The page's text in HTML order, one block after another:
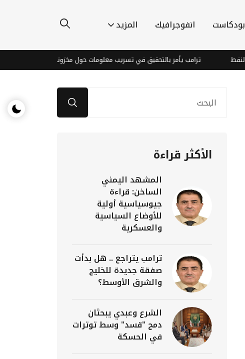
بودكاست انفوجرافيك المزيد
ترامب يأمر بالتحقيق في تسريب معلومات حول مخزونات ذخيرة البنتاغون
الأكثر قراءة
المشهد اليمني
الساخن: قراءة
جيوسياسية أولية
للأوضاع السياسية
والعسكرية
ترامب يتراجع .. هل بدأت
صفقة جديدة للخليج
والشرق الأوسط؟
الشرع وعبدي يبحثان
دمج "قسد" وسط توترات
في الحسكة